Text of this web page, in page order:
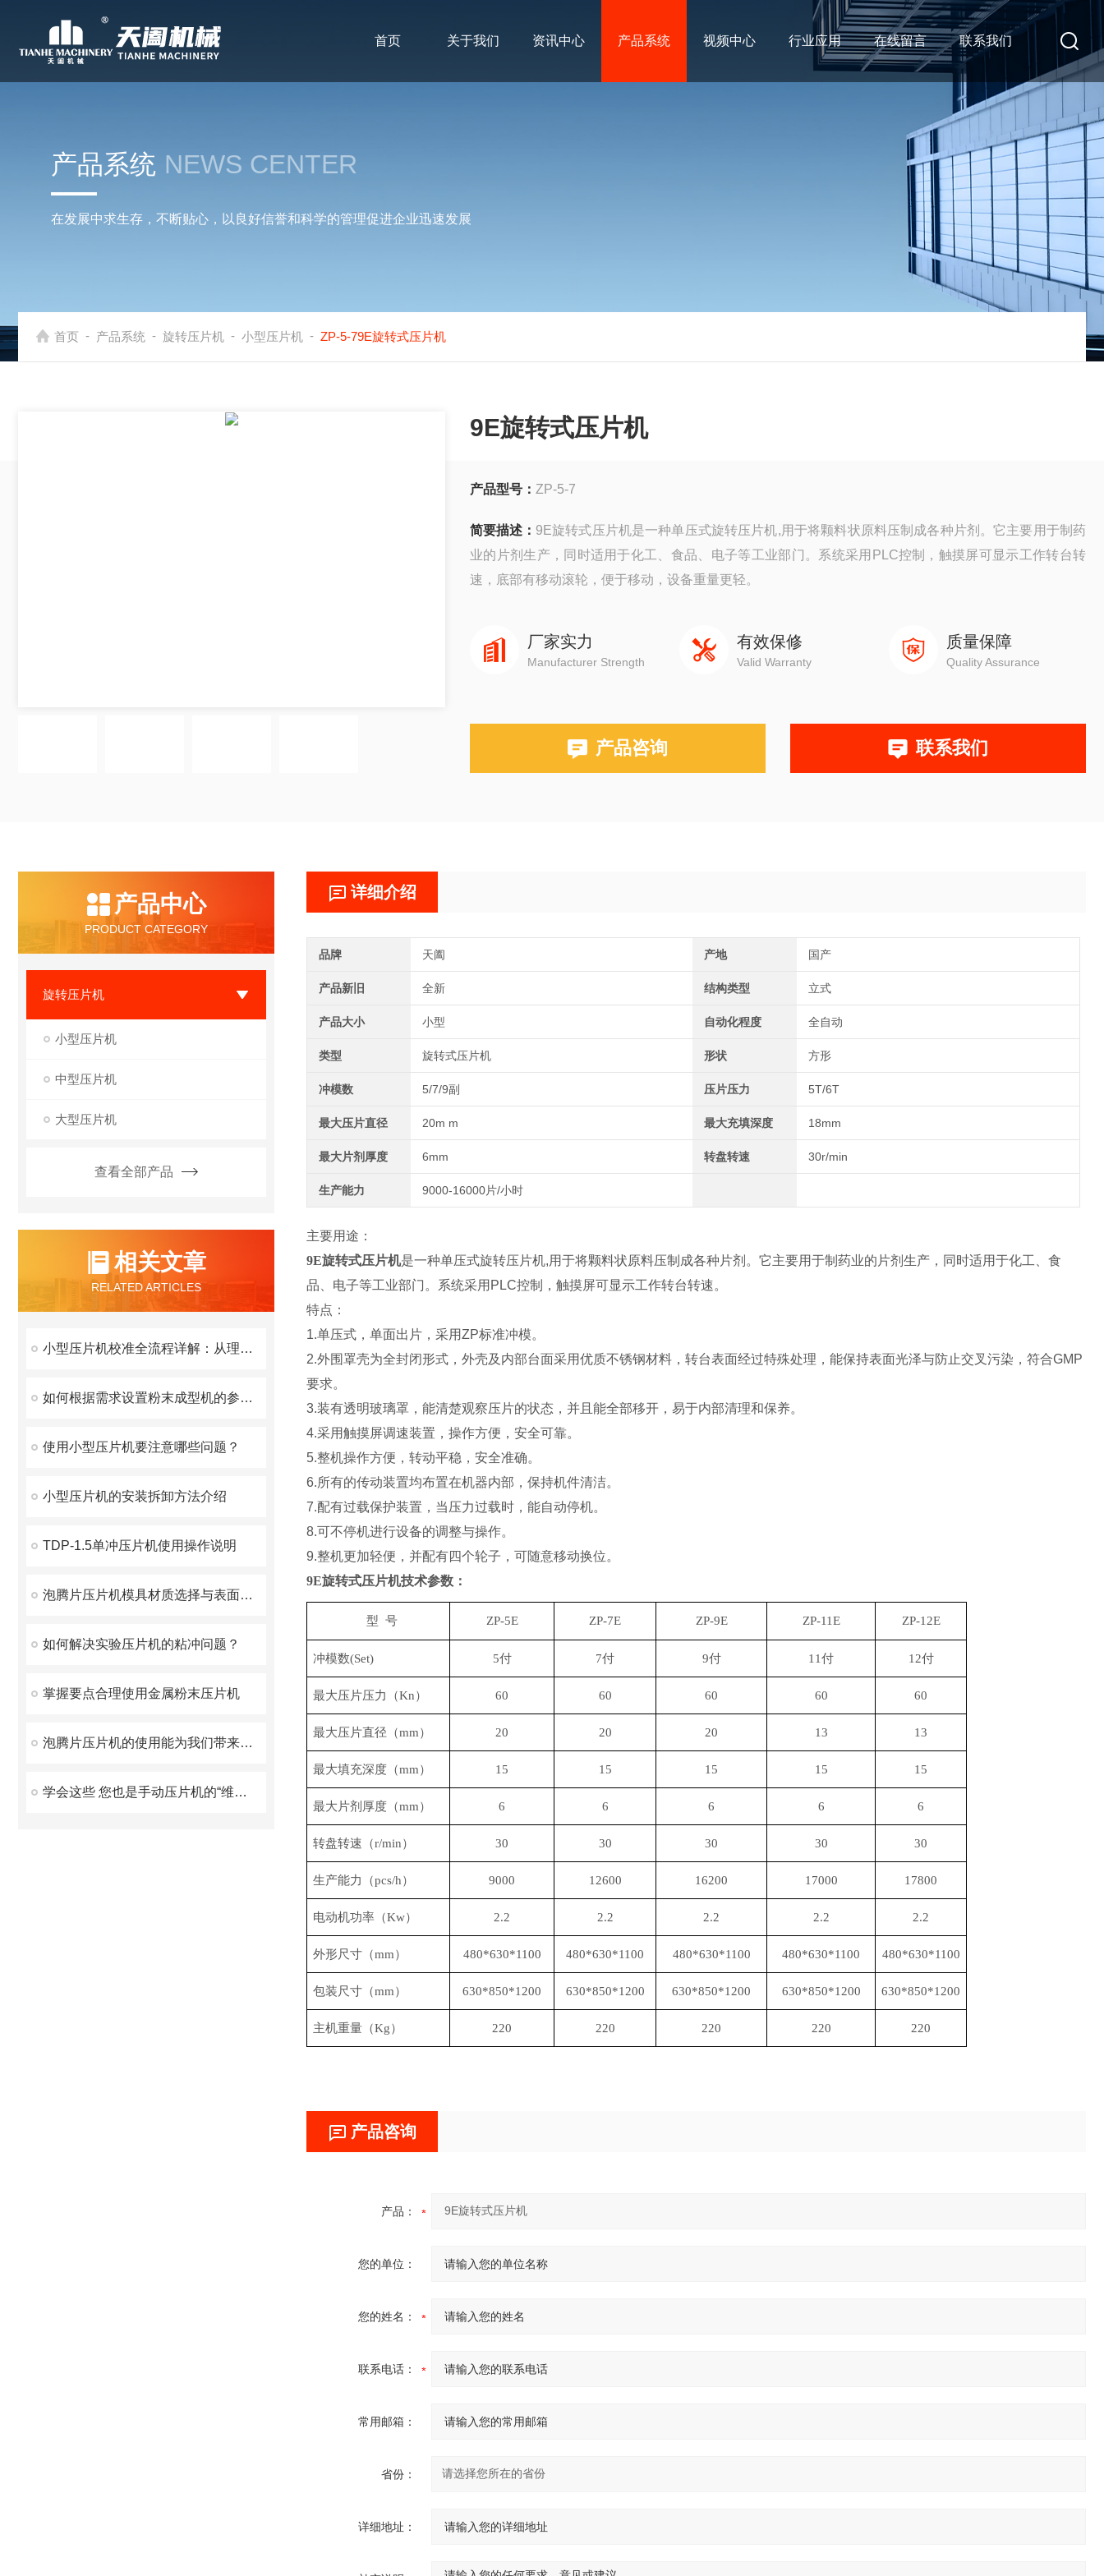
首页 关于我们 资讯中心 产品系统 视频中心 行业应用 在线留言 联系我们
产品系统 NEWS CENTER
在发展中求生存，不断贴心，以良好信誉和科学的管理促进企业迅速发展
首页 - 产品系统 - 旋转压片机 - 小型压片机 - ZP-5-79E旋转式压片机
9E旋转式压片机
产品型号： ZP-5-7
简要描述： 9E旋转式压片机是一种单压式旋转压片机,用于将颗料状原料压制成各种片剂。它主要用于制药
业的片剂生产，同时适用于化工、食品、电子等工业部门。系统采用PLC控制，触摸屏可显示工作转台转
速，底部有移动滚轮，便于移动，设备重量更轻。
厂家实力
Manufacturer Strength
有效保修
Valid Warranty
质量保障
Quality Assurance
产品咨询 联系我们
产品中心
PRODUCT CATEGORY
旋转压片机
小型压片机
中型压片机
大型压片机
查看全部产品
相关文章
RELATED ARTICLES
小型压片机校准全流程详解：从理论到实操
如何根据需求设置粉末成型机的参数？
使用小型压片机要注意哪些问题？
小型压片机的安装拆卸方法介绍
TDP-1.5单冲压片机使用操作说明
泡腾片压片机模具材质选择与表面处理技术
如何解决实验压片机的粘冲问题？
掌握要点合理使用金属粉末压片机
泡腾片压片机的使用能为我们带来哪些好处?
学会这些 您也是手动压片机的“维护员”
详细介绍
品牌 天阖 产地 国产
产品新旧 全新 结构类型 立式
产品大小 小型 自动化程度 全自动
类型 旋转式压片机 形状 方形
冲模数 5/7/9副 压片压力 5T/6T
最大压片直径 20m m 最大充填深度 18mm
最大片剂厚度 6mm 转盘转速 30r/min
生产能力 9000-16000片/小时
主要用途：
9E旋转式压片机是一种单压式旋转压片机,用于将颗料状原料压制成各种片剂。 它主要用于制药业的片剂生产，同时适用于化工、食
品、电子等工业部门。 系统采用 PLC控制，触摸屏可显示工作转台转速。
特点：
1.单压式，单面出片，采用ZP标准冲模。
2.外围罩壳为全封闭形式，外壳及内部台面采用优质不锈钢材料，转台表面经过特殊处理，能保持表面光泽与防止交叉污染，符合GMP
要求。
3.装有透明玻璃罩，能清楚观察压片的状态，并且能全部移开，易于内部清理和保养。
4.采用触摸屏调速装置，操作方便，安全可靠。
5.整机操作方便，转动平稳，安全准确。
6.所有的传动装置均布置在机器内部，保持机件清洁。
7.配有过载保护装置，当压力过载时，能自动停机。
8.可不停机进行设备的调整与操作。
9.整机更加轻便，并配有四个轮子，可随意移动换位。
9E旋转式压片机技术参数：
型 号 ZP-5E ZP-7E ZP-9E ZP-11E ZP-12E
冲模数(Set) 5付 7付 9付 11付 12付
最大压片压力（Kn） 60 60 60 60 60
最大压片直径（mm） 20 20 20 13 13
最大填充深度（mm） 15 15 15 15 15
最大片剂厚度（mm） 6 6 6 6 6
转盘转速（r/min） 30 30 30 30 30
生产能力（pcs/h） 9000 12600 16200 17000 17800
电动机功率（Kw） 2.2 2.2 2.2 2.2 2.2
外形尺寸（mm） 480*630*1100 480*630*1100 480*630*1100 480*630*1100 480*630*1100
包装尺寸（mm） 630*850*1200 630*850*1200 630*850*1200 630*850*1200 630*850*1200
主机重量（Kg） 220 220 220 220 220
产品咨询
产品：
您的单位：
您的姓名：
联系电话：
常用邮箱：
省份：
详细地址：